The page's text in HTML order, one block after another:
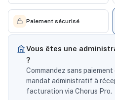
Paiement sécurisé
Vous êtes une
?
Commandez sans
mandat administratif à
facturation via Chorus Pro.